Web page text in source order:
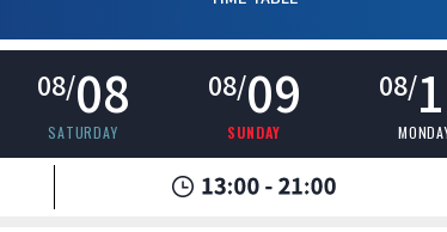
08/08
SATURDAY
08/09
SUNDAY
08/